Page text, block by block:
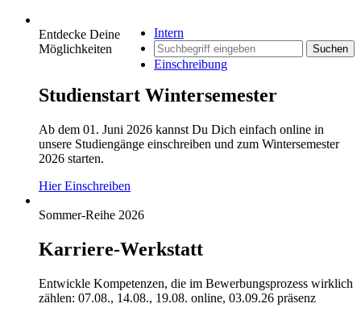
Intern
Suchen
Einschreibung
Entdecke Deine
Möglichkeiten
Studienstart Wintersemester
Ab dem 01. Juni 2026 kannst Du Dich einfach online in
unsere Studiengänge einschreiben und zum Wintersemester
2026 starten.
Hier Einschreiben
Sommer-Reihe 2026
Karriere-Werkstatt
Entwickle Kompetenzen, die im Bewerbungsprozess wirklich
zählen: 07.08., 14.08., 19.08. online, 03.09.26 präsenz